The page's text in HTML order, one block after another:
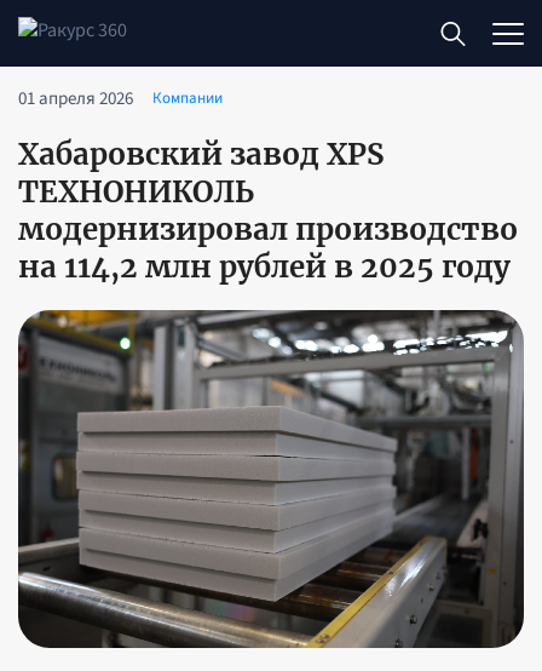
01 апреля 2026 Компании
Хабаровский завод XPS
ТЕХНОНИКОЛЬ
модернизировал производство
на 114,2 млн рублей в 2025 году